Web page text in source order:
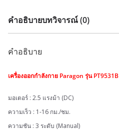
คำอธิบายบทวิจารณ์ (0)
คำอธิบาย
เครื่องออกกำลังกาย Paragon รุ่น PT9531B
มอเตอร์ : 2.5 แรงม้า (DC)
ความเร็ว : 1-16 กม./ชม.
ความชัน : 3 ระดับ (Manual)